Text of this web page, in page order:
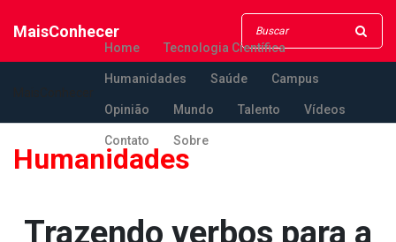
MaisConhecer
Home Tecnologia Científica
Humanidades Saúde Campus
Opinião Mundo Talento Vídeos
Contato Sobre
Humanidades
Trazendo verbos para a